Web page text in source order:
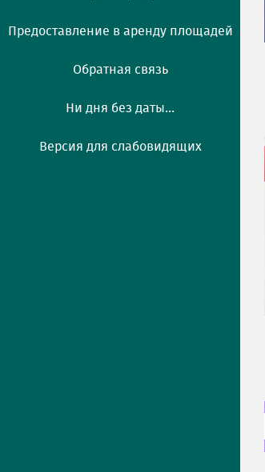
Предоставление в аренду площадей
Обратная связь
Ни дня без даты...
Версия для слабовидящих